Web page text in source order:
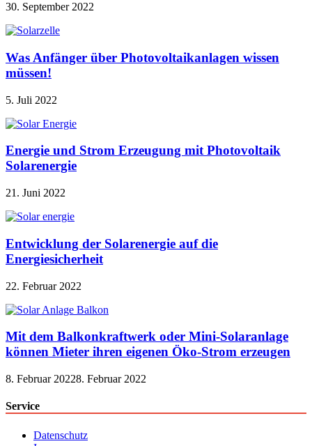
30. September 2022
Was Anfänger über Photovoltaikanlagen wissen
müssen!
5. Juli 2022
Energie und Strom Erzeugung mit Photovoltaik
Solarenergie
21. Juni 2022
Entwicklung der Solarenergie auf die
Energiesicherheit
22. Februar 2022
Mit dem Balkonkraftwerk oder Mini-Solaranlage
können Mieter ihren eigenen Öko-Strom erzeugen
8. Februar 20228. Februar 2022
Service
Datenschutz